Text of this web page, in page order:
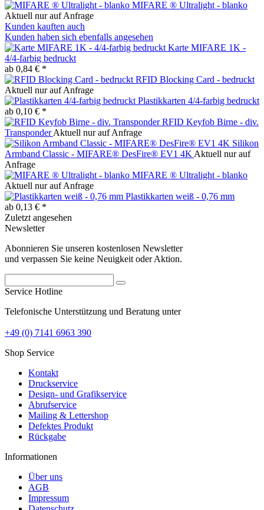
MIFARE ® Ultralight - blanko
Aktuell nur auf Anfrage
Kunden kauften auch
Kunden haben sich ebenfalls angesehen
Karte MIFARE 1K -
4/4-farbig bedruckt
ab 0,84 € *
RFID Blocking Card - bedruckt
Aktuell nur auf Anfrage
Plastikkarten 4/4-farbig bedruckt
ab 0,10 € *
RFID Keyfob Birne - div.
TransponderAktuell nur auf Anfrage
Silikon
Armband Classic - MIFARE® DesFire® EV1 4K Aktuell nur auf
Anfrage
MIFARE ® Ultralight - blanko
Aktuell nur auf Anfrage
Plastikkarten weiß - 0,76 mm
ab 0,13 € *
Zuletzt angesehen
Newsletter
Abonnieren Sie unseren kostenlosen Newsletter
und verpassen Sie keine Neuigkeit oder Aktion.
Service Hotline
Telefonische Unterstützung und Beratung unter
+49 (0) 7141 6963 390
Shop Service
Kontakt
Druckservice
Design- und Grafikservice
Abrufservice
Mailing & Lettershop
Defektes Produkt
Rückgabe
Informationen
Über uns
AGB
Impressum